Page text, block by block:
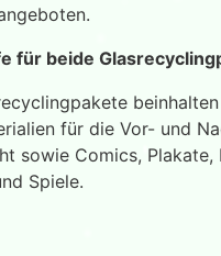
für beide
beinhalten
für die Vor- und
sowie Comics, Plakate,
Spiele.